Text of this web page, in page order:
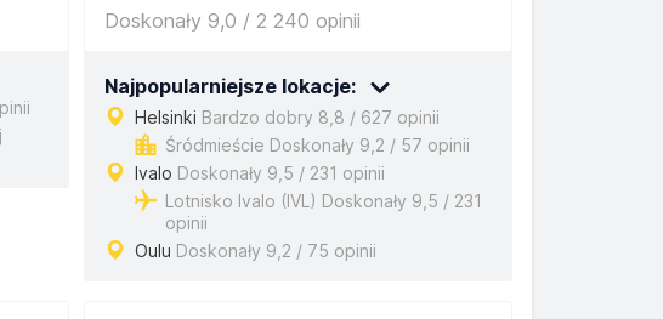
Doskonały 9,0 / 2 240 opinii
Najpopularniejsze lokacje:
Helsinki Bardzo dobry 8,8 / 627 opinii
Śródmieście Doskonały 9,2 / 57 opinii
Ivalo Doskonały 9,5 / 231 opinii
Lotnisko Ivalo (IVL) Doskonały 9,5 / 231
opinii
Oulu Doskonały 9,2 / 75 opinii